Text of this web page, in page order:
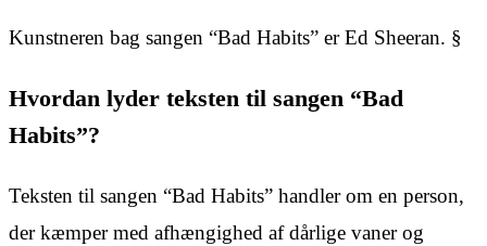
Kunstneren bag sangen “Bad Habits” er Ed Sheeran. §
Hvordan lyder teksten til sangen “Bad
Habits”?
Teksten til sangen “Bad Habits” handler om en person,
der kæmper med afhængighed af dårlige vaner og